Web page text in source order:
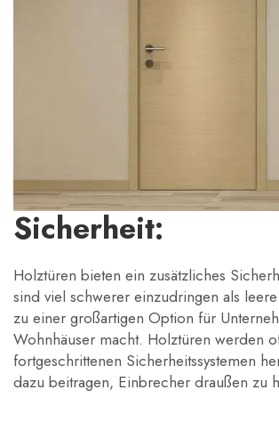
Sicherheit:
Holztüren bieten ein zusätzliches
sind viel schwerer einzudringen als
zu einer großartigen Option für
Wohnhäuser macht. Holztüren werden
fortgeschrittenen Sicherheitssystemen
dazu beitragen, Einbrecher draußen zu